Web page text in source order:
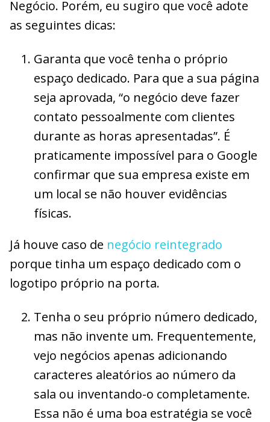
Negócio. Porém, eu sugiro que você adote
as seguintes dicas:
Garanta que você tenha o próprio
espaço dedicado. Para que a sua página
seja aprovada, “o negócio deve fazer
contato pessoalmente com clientes
durante as horas apresentadas”. É
praticamente impossível para o Google
confirmar que sua empresa existe em
um local se não houver evidências
físicas.
Já houve caso de negócio reintegrado
porque tinha um espaço dedicado com o
logotipo próprio na porta.
Tenha o seu próprio número dedicado,
mas não invente um. Frequentemente,
vejo negócios apenas adicionando
caracteres aleatórios ao número da
sala ou inventando-o completamente.
Essa não é uma boa estratégia se você